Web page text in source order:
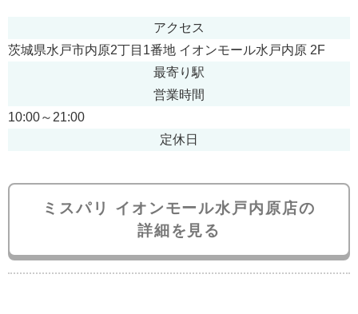
アクセス
茨城県水戸市内原2丁目1番地 イオンモール水戸内原 2F
最寄り駅
営業時間
10:00～21:00
定休日
ミスパリ イオンモール水戸内原店の
詳細を見る